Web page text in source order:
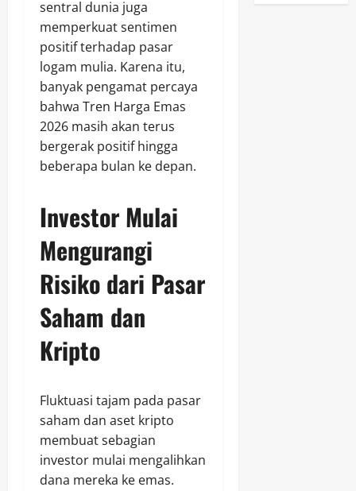
sentral dunia juga
memperkuat sentimen
positif terhadap pasar
logam mulia. Karena itu,
banyak pengamat percaya
bahwa Tren Harga Emas
2026 masih akan terus
bergerak positif hingga
beberapa bulan ke depan.
Investor Mulai
Mengurangi
Risiko dari Pasar
Saham dan
Kripto
Fluktuasi tajam pada pasar
saham dan aset kripto
membuat sebagian
investor mulai mengalihkan
dana mereka ke emas.